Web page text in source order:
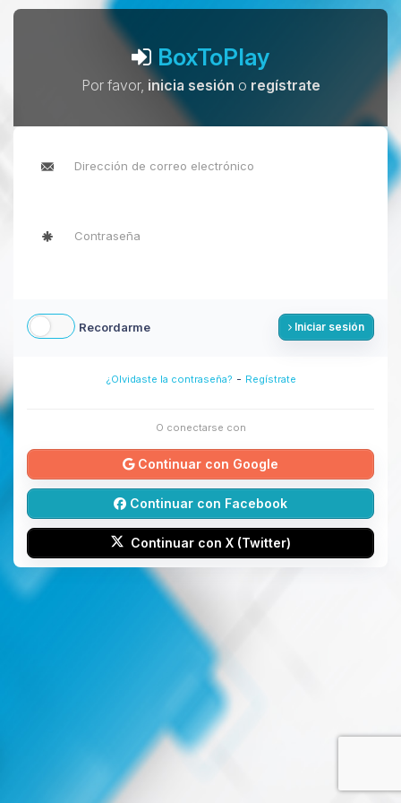
BoxToPlay
Por favor, inicia sesión o regístrate
Recordarme Iniciar sesión
¿Olvidaste la contraseña? - Regístrate
O conectarse con
Continuar con Google
Continuar con Facebook
Continuar con X (Twitter)